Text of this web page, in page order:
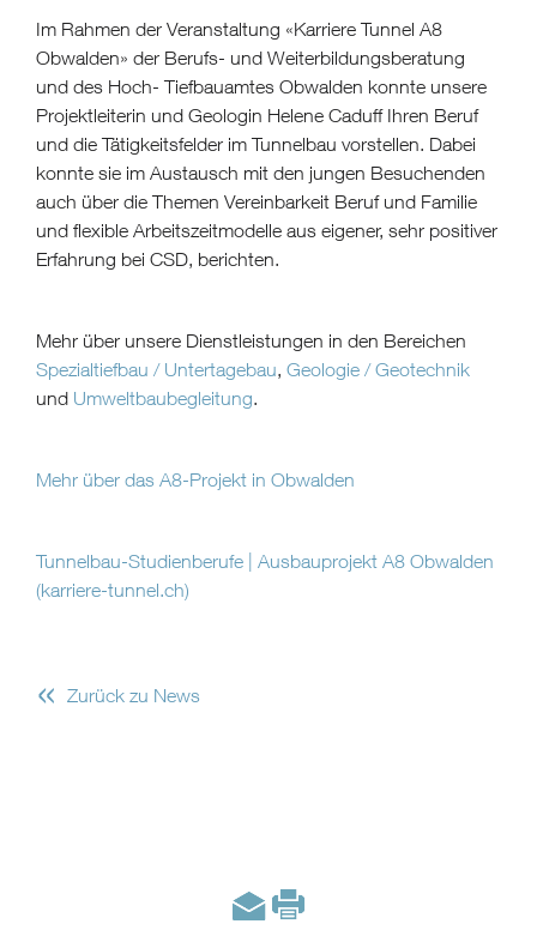
Im Rahmen der Veranstaltung «Karriere Tunnel A8
Obwalden» der Berufs- und Weiterbildungsberatung
und des Hoch- Tiefbauamtes Obwalden konnte unsere
Projektleiterin und Geologin Helene Caduff Ihren Beruf
und die Tätigkeitsfelder im Tunnelbau vorstellen. Dabei
konnte sie im Austausch mit den jungen Besuchenden
auch über die Themen Vereinbarkeit Beruf und Familie
und flexible Arbeitszeitmodelle aus eigener, sehr positiver
Erfahrung bei CSD, berichten.
Mehr über unsere Dienstleistungen in den Bereichen
Spezialtiefbau / Untertagebau, Geologie / Geotechnik
und Umweltbaubegleitung.
Mehr über das A8-Projekt in Obwalden
Tunnelbau-Studienberufe | Ausbauprojekt A8 Obwalden
(karriere-tunnel.ch)
« Zurück zu News